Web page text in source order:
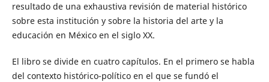
resultado de una exhaustiva revisión de material histórico
sobre esta institución y sobre la historia del arte y la
educación en México en el siglo XX.
El libro se divide en cuatro capítulos. En el primero se habla
del contexto histórico-político en el que se fundó el